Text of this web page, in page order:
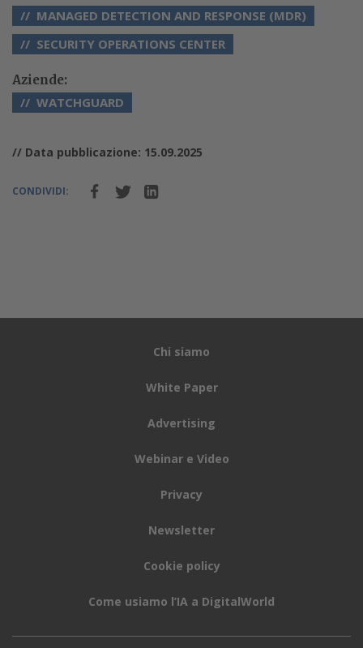
MANAGED DETECTION AND RESPONSE (MDR)
SECURITY OPERATIONS CENTER
Aziende:
WATCHGUARD
// Data pubblicazione: 15.09.2025
CONDIVIDI:
Chi siamo
White Paper
Advertising
Webinar e Video
Privacy
Newsletter
Cookie policy
Come usiamo l’IA a DigitalWorld